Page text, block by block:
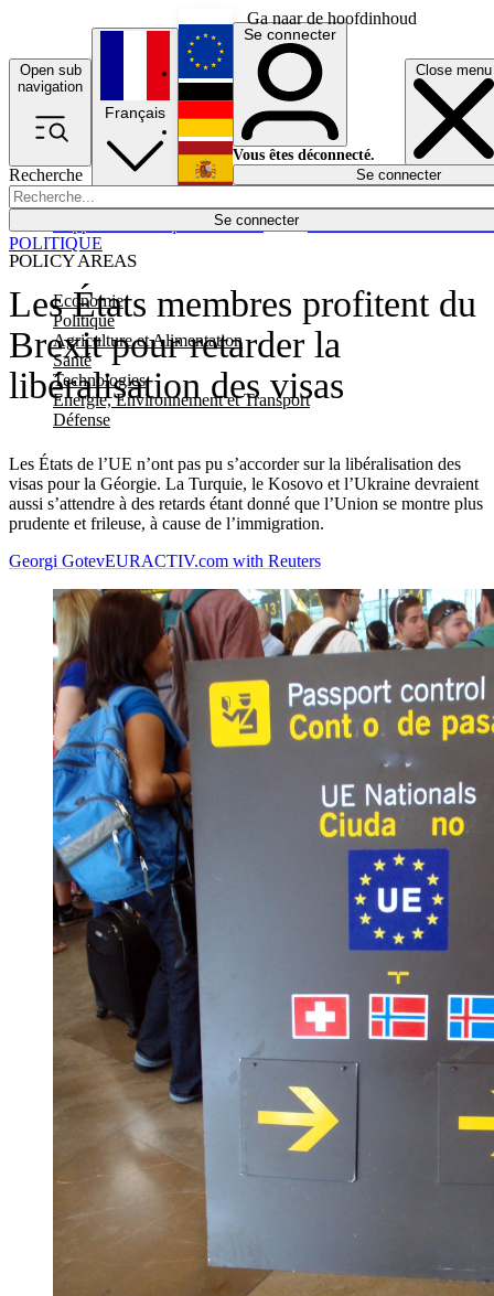
Ga naar de hoofdinhoud
Open sub
navigation
Close menu
Recherche
Se connecter
POLICY AREAS
Economie
Politique
Agriculture et Alimentation
Santé
Technologies
Energie, Environnement et Transport
Défense
Économie
Français
English
Deutsch
Español
Se connecter
Vous êtes déconnecté.
Se connecter
Les États membres profitent du
Brexit pour retarder la
libéralisation des visas
Les États de l’UE n’ont pas pu s’accorder sur la libéralisation des
visas pour la Géorgie. La Turquie, le Kosovo et l’Ukraine devraient
aussi s’attendre à des retards étant donné que l’Union se montre plus
prudente et frileuse, à cause de l’immigration.
POLITIQUE
Georgi GotevEURACTIV.com with Reuters